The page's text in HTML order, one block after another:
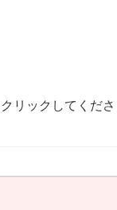
リックしてくださ